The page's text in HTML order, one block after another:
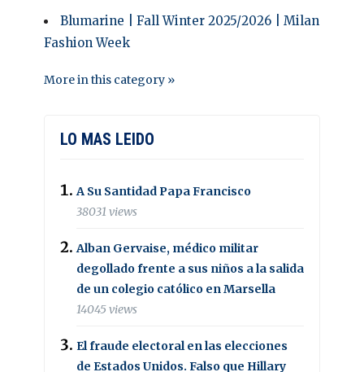
Blumarine | Fall Winter 2025/2026 | Milan
Fashion Week
More in this category »
LO MAS LEIDO
A Su Santidad Papa Francisco
38031 views
Alban Gervaise, médico militar
degollado frente a sus niños a la salida
de un colegio católico en Marsella
14045 views
El fraude electoral en las elecciones
de Estados Unidos. Falso que Hillary